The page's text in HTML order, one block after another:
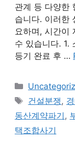
관계 등 다양한
습니다. 이러한
요하며, 시간이
수 있습니다. 1.
등기 완료 후 …
Categories
Tags
건설분쟁 ,
동산계약파기 ,
택조합사기